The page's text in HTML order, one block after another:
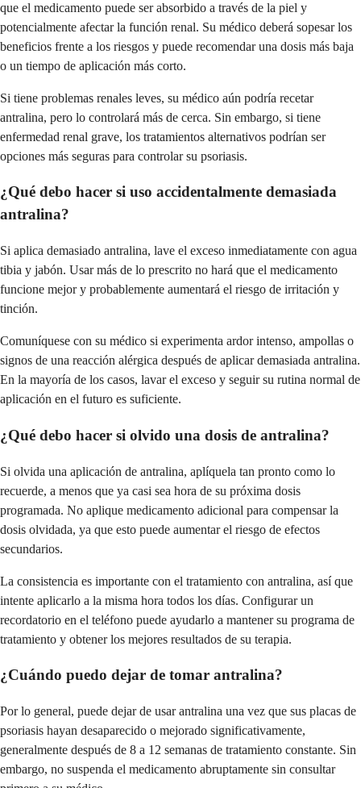
que el medicamento puede ser absorbido a través de la piel y
potencialmente afectar la función renal. Su médico deberá sopesar los
beneficios frente a los riesgos y puede recomendar una dosis más baja
o un tiempo de aplicación más corto.
Si tiene problemas renales leves, su médico aún podría recetar
antralina, pero lo controlará más de cerca. Sin embargo, si tiene
enfermedad renal grave, los tratamientos alternativos podrían ser
opciones más seguras para controlar su psoriasis.
¿Qué debo hacer si uso accidentalmente demasiada
antralina?
Si aplica demasiado antralina, lave el exceso inmediatamente con agua
tibia y jabón. Usar más de lo prescrito no hará que el medicamento
funcione mejor y probablemente aumentará el riesgo de irritación y
tinción.
Comuníquese con su médico si experimenta ardor intenso, ampollas o
signos de una reacción alérgica después de aplicar demasiada antralina.
En la mayoría de los casos, lavar el exceso y seguir su rutina normal de
aplicación en el futuro es suficiente.
¿Qué debo hacer si olvido una dosis de antralina?
Si olvida una aplicación de antralina, aplíquela tan pronto como lo
recuerde, a menos que ya casi sea hora de su próxima dosis
programada. No aplique medicamento adicional para compensar la
dosis olvidada, ya que esto puede aumentar el riesgo de efectos
secundarios.
La consistencia es importante con el tratamiento con antralina, así que
intente aplicarlo a la misma hora todos los días. Configurar un
recordatorio en el teléfono puede ayudarlo a mantener su programa de
tratamiento y obtener los mejores resultados de su terapia.
¿Cuándo puedo dejar de tomar antralina?
Por lo general, puede dejar de usar antralina una vez que sus placas de
psoriasis hayan desaparecido o mejorado significativamente,
generalmente después de 8 a 12 semanas de tratamiento constante. Sin
embargo, no suspenda el medicamento abruptamente sin consultar